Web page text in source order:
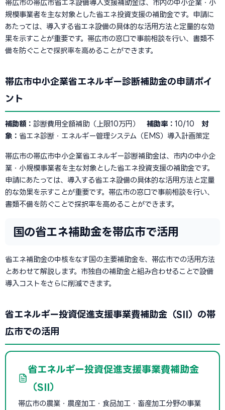
帯広市の帯広市省エネ設備導入支援補助金は、市内の中小企業・小
規模事業者を主な対象とした省エネ投資支援の補助金です。申請に
あたっては、導入する省エネ設備の具体的な活用方法と定量的な効
果を示すことが重要です。帯広市の窓口で事前相談を行い、書類不
備を防ぐことで採択率を高めることができます。
帯広市中小企業省エネルギー診断補助金の申請ポイ
ント
補助額： 診断費用全額補助（上限10万円） 補助率： 10/10 対
象： 省エネ診断・エネルギー管理システム（EMS）導入計画策定
帯広市の帯広市中小企業省エネルギー診断補助金は、市内の中小企
業・小規模事業者を主な対象とした省エネ投資支援の補助金です。
申請にあたっては、導入する省エネ設備の具体的な活用方法と定量
的な効果を示すことが重要です。帯広市の窓口で事前相談を行い、
書類不備を防ぐことで採択率を高めることができます。
国の省エネ補助金を帯広市で活用
省エネ補助金の中核をなす国の主要補助金を、帯広市での活用方法
とあわせて解説します。市独自の補助金と組み合わせることで設備
導入コストをさらに削減できます。
省エネルギー投資促進支援事業費補助金（SII）の帯
広市での活用
省エネルギー投資促進支援事業費補助金
（SII）
帯広市の農業・農産加工・食品加工・畜産加工分野の事業